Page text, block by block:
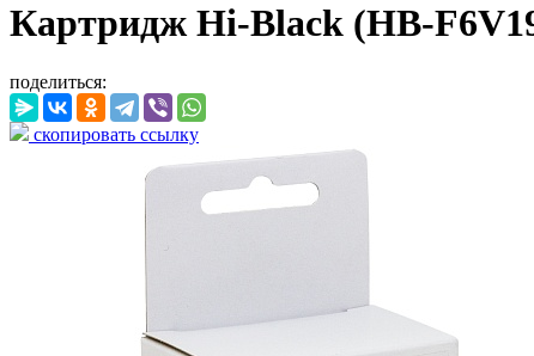
Картридж Hi-Black (HB-
поделиться:
скопировать ссылку